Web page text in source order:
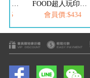
會員價:$434